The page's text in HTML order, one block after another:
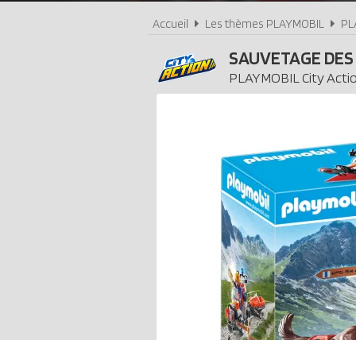
Accueil Les thèmes PLAYMOBIL
SAUVETAGE
PLAYMOBIL City